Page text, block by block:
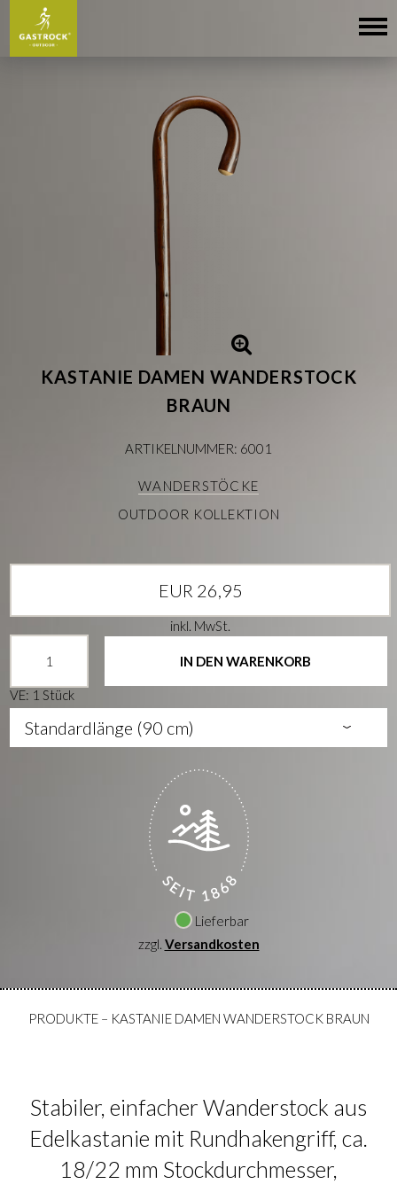
KASTANIE DAMEN WANDERSTOCK
BRAUN
ARTIKELNUMMER: 6001
WANDERSTÖCKE
OUTDOOR KOLLEKTION
EUR 26,95
inkl. MwSt.
VE: 1 Stück
IN DEN WARENKORB
Lieferbar
zzgl. Versandkosten
PRODUKTE– KASTANIE DAMEN WANDERSTOCK BRAUN
Stabiler, einfacher Wanderstock aus
Edelkastanie mit Rundhakengriff, ca.
18/22 mm Stockdurchmesser,